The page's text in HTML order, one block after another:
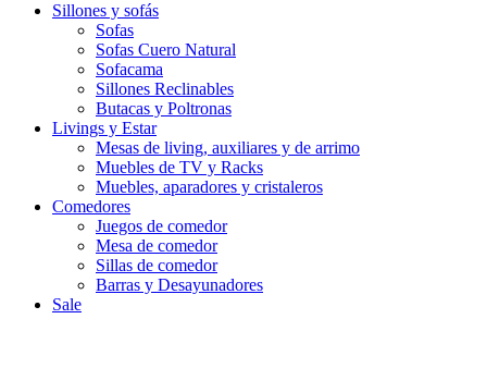
Sillones y sofás
Sofas
Sofas Cuero Natural
Sofacama
Sillones Reclinables
Butacas y Poltronas
Livings y Estar
Mesas de living, auxiliares y de arrimo
Muebles de TV y Racks
Muebles, aparadores y cristaleros
Comedores
Juegos de comedor
Mesa de comedor
Sillas de comedor
Barras y Desayunadores
Sale